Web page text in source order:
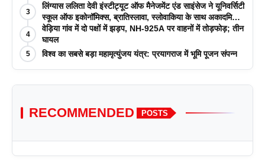
3
लिंग्यास ललिता देवी इंस्टीट्यूट ऑफ मैनेजमेंट एंड साइंसेज ने यूनिवर्सिटी
स्कूल ऑफ इकोनॉमिक्स, ब्रातिस्लावा, स्लोवाकिया के साथ अकादमिक
पत्रिकाओं में प्रकाशन रणनीतियों पर एक दिवसीय कार्यशाला का
आयोजन किया
4
वेड़िया गांव में दो पक्षों में झड़प, NH-925A पर वाहनों में तोड़फोड़; तीन
घायल
5 विश्व का सबसे बड़ा महामृत्युंजय यंत्र: प्रयागराज में भूमि पूजन संपन्न
RECOMMENDED POSTS